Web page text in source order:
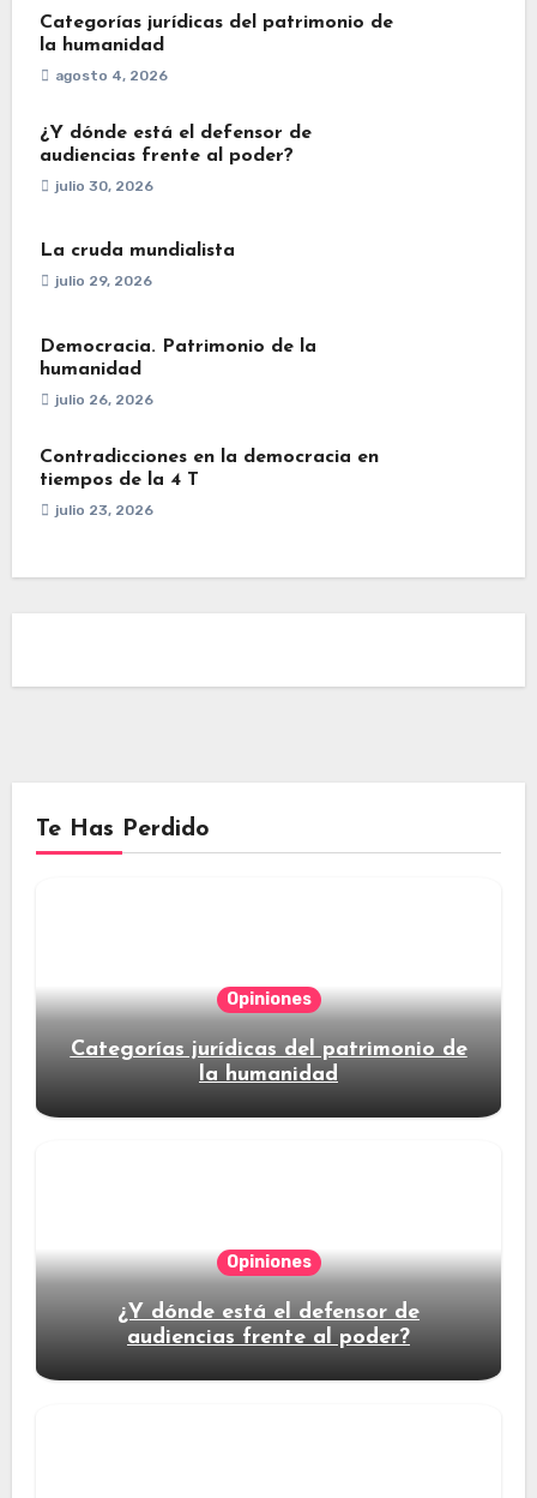
Categorías jurídicas del patrimonio de
la humanidad
agosto 4, 2026
¿Y dónde está el defensor de
audiencias frente al poder?
julio 30, 2026
La cruda mundialista
julio 29, 2026
Democracia. Patrimonio de la
humanidad
julio 26, 2026
Contradicciones en la democracia en
tiempos de la 4 T
julio 23, 2026
Te Has Perdido
Opiniones
Categorías jurídicas del patrimonio de
la humanidad
Opiniones
¿Y dónde está el defensor de
audiencias frente al poder?